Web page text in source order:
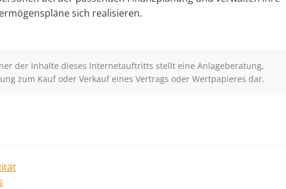
sich realisieren.
der Inhalte dieses Internetauftritts stellt eine Anlageberatung,
zum Kauf oder Verkauf eines Vertrags oder Wertpapieres dar.